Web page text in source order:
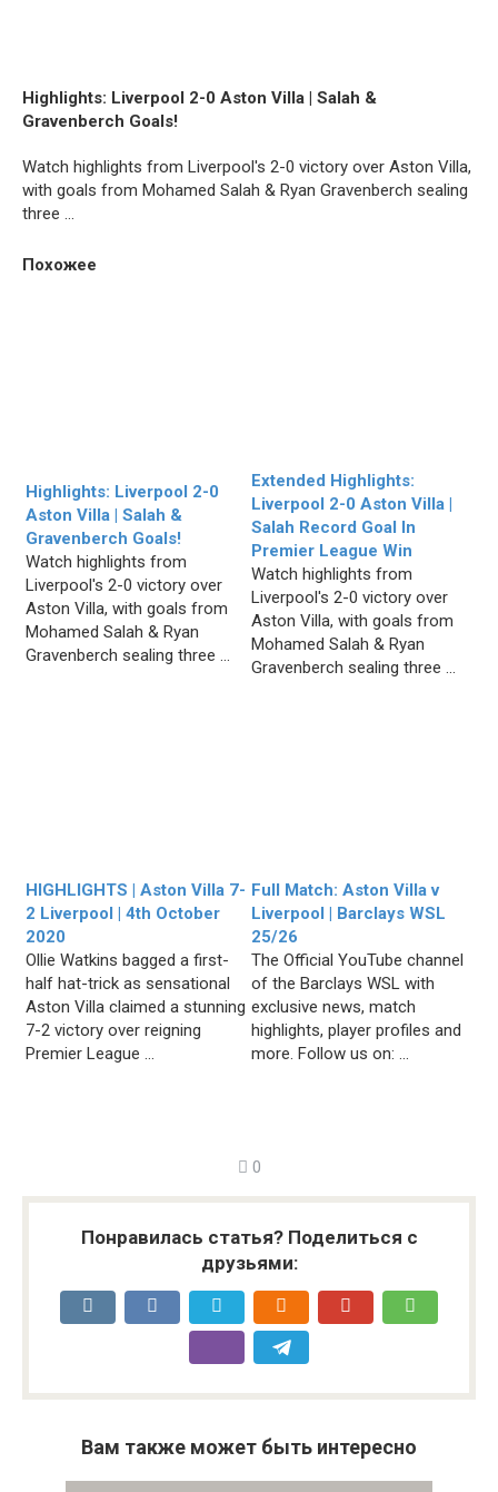
Highlights: Liverpool 2-0 Aston Villa | Salah &
Gravenberch Goals!
Watch highlights from Liverpool's 2-0 victory over Aston Villa,
with goals from Mohamed Salah & Ryan Gravenberch sealing
three ...
Похожее
Highlights: Liverpool 2-0
Aston Villa | Salah &
Gravenberch Goals!
Watch highlights from
Liverpool's 2-0 victory over
Aston Villa, with goals from
Mohamed Salah & Ryan
Gravenberch sealing three ...
Extended Highlights:
Liverpool 2-0 Aston Villa |
Salah Record Goal In
Premier League Win
Watch highlights from
Liverpool's 2-0 victory over
Aston Villa, with goals from
Mohamed Salah & Ryan
Gravenberch sealing three ...
HIGHLIGHTS | Aston Villa 7-
2 Liverpool | 4th October
2020
Ollie Watkins bagged a first-
half hat-trick as sensational
Aston Villa claimed a stunning
7-2 victory over reigning
Premier League ...
Full Match: Aston Villa v
Liverpool | Barclays WSL
25/26
The Official YouTube channel
of the Barclays WSL with
exclusive news, match
highlights, player profiles and
more. Follow us on: ...
0
Понравилась статья? Поделиться с
друзьями:
Вам также может быть интересно